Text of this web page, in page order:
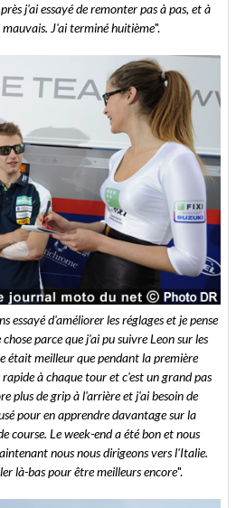
j'ai essayé de remonter pas à pas, et à
J'ai terminé huitième".
essayé d'améliorer les réglages et je pense
parce que j'ai pu suivre Leon sur les
était meilleur que pendant la première
rapide à chaque tour et c'est un grand pas
plus de grip à l'arrière et j'ai besoin de
pour en apprendre davantage sur la
course. Le week-end a été bon et nous
nous nous dirigeons vers l'Italie.
là-bas pour être meilleurs encore".